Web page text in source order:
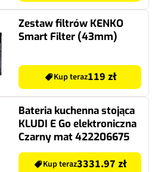
Zestaw filtrów KENKO
Smart Filter (43mm)
Kup teraz119 zł
Bateria kuchenna stojąca
KLUDI E Go elektroniczna
Czarny mat 422206675
Kup teraz3331.97 zł